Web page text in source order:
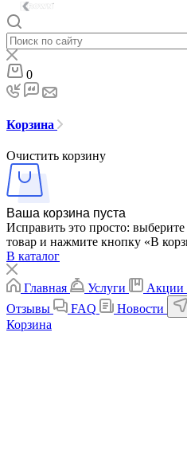
0
Корзина
Очистить корзину
Ваша корзина пуста
Исправить это просто:
товар и нажмите кнопку «В
В каталог
Главная Услуги Акции
Отзывы
FAQ Новости
Корзина